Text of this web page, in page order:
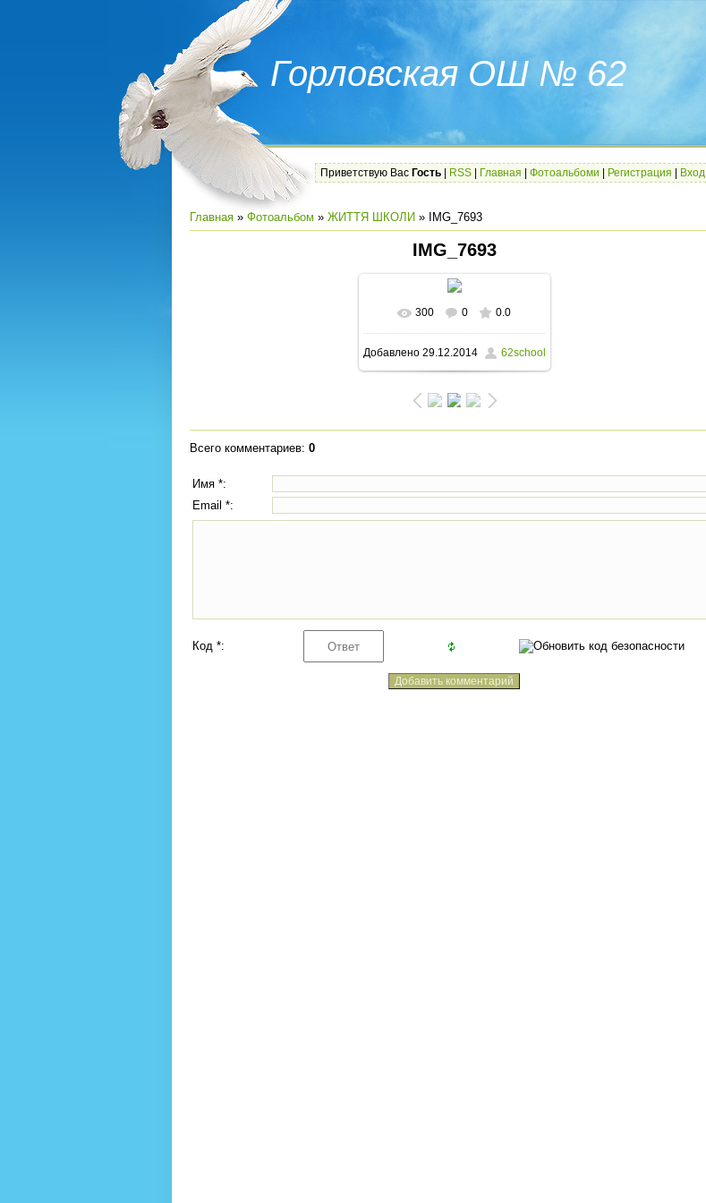
Горловская ОШ № 62
Приветствую Вас Гость RSS Главная Фотоальбоми Регистрация Вход
Главная » Фотоальбом » ЖИТТЯ ШКОЛИ » IMG_7693
IMG_7693
В реальном размере
1600x1200/ 232.7Kb
300 0 0.0
Добавлено29.12.2014 62school
Всего комментариев: 0
Имя *:
Email *:
Код *: